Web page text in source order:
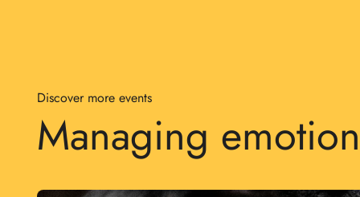
Discover more events
Managing